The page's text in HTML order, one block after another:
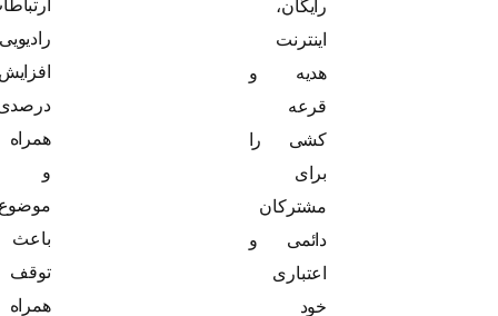
رایگان،
اینترنت
هدیه و
قرعه
کشی را
برای
مشترکان
دائمی و
اعتباری
ارتباطات
رادیویی با
افزایش 30
درصدی
همراه شد
و این
موضوع
باعث
توقف نماد
همراه اول